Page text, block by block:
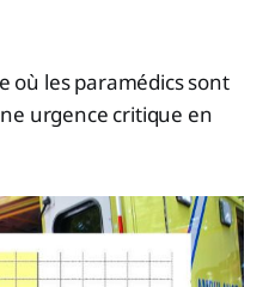
où les paramédics sont
urgence critique en